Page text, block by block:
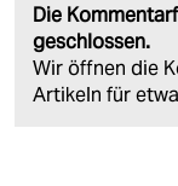
Die
geschlossen.
Wir öffnen die
Artikeln für